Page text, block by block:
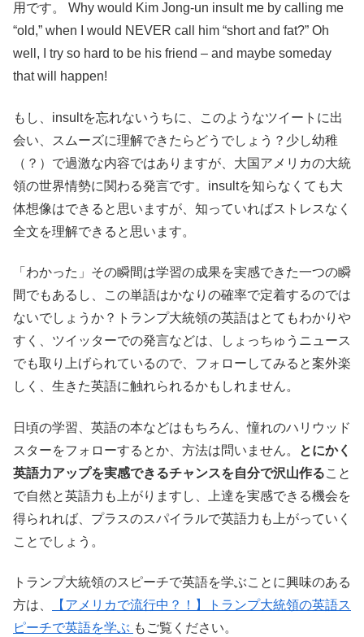
用です。 Why would Kim Jong-un insult me by calling me
“old,” when I would NEVER call him “short and fat?” Oh
well, I try so hard to be his friend – and maybe someday
that will happen!
もし、insultを忘れないうちに、このようなツイートに出
会い、スムーズに理解できたらどうでしょう？少し幼稚
（？）で過激な内容ではありますが、大国アメリカの大統
領の世界情勢に関わる発言です。insultを知らなくても大
体想像はできると思いますが、知っていればストレスなく
全文を理解できると思います。
「わかった」その瞬間は学習の成果を実感できた一つの瞬
間でもあるし、この単語はかなりの確率で定着するのでは
ないでしょうか？トランプ大統領の英語はとてもわかりや
すく、ツイッターでの発言などは、しょっちゅうニュース
でも取り上げられているので、フォローしてみると案外楽
しく、生きた英語に触れられるかもしれません。
日頃の学習、英語の本などはもちろん、憧れのハリウッド
スターをフォローするとか、方法は問いません。
とにかく
英語力アップを実感できるチャンスを自分で沢山作ること
で自然と英語力も上がりますし、上達を実感できる機会を
得られれば、プラスのスパイラルで英語力も上がっていく
ことでしょう。
トランプ大統領のスピーチで英語を学ぶことに興味のある
方は、
【アメリカで流行中？！】トランプ大統領の英語ス
ピーチで英語を学ぶ もご覧ください。